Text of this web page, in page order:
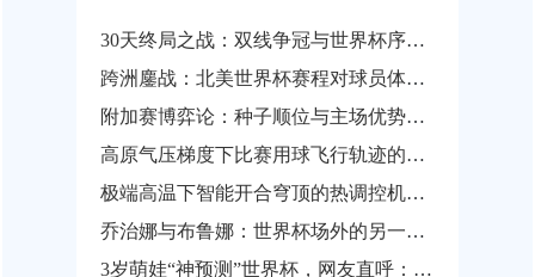
30天终局之战：双线争冠与世界杯序曲的终极狂飙
跨洲鏖战：北美世界杯赛程对球员体能阈值与竞技状态滑坡的临界评估
附加赛博弈论：种子顺位与主场优势的权重再平衡
高原气压梯度下比赛用球飞行轨迹的非线性扰动建模与自适应气动补偿——以2026年世界杯墨西哥赛区为例
极端高温下智能开合穹顶的热调控机制研究——以2026世界杯索菲体育场为案例
乔治娜与布鲁娜：世界杯场外的另一面“颜值对决”
3岁萌娃“神预测”世界杯，网友直呼：未来穿越者？